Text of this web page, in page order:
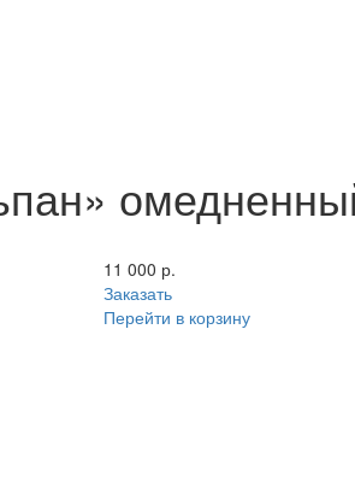
11 000 р.
Заказать
Перейти в корзину